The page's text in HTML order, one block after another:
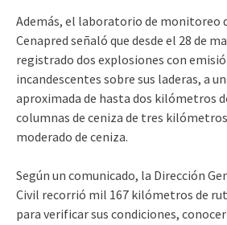
Además, el laboratorio de monitoreo
Cenapred señaló que desde el 28 de
registrado dos explosiones con
incandescentes sobre sus laderas, a
aproximada de hasta dos kilómetros
columnas de ceniza de tres
moderado de ceniza.
Según un comunicado, la Dirección
Civil recorrió mil 167 kilómetros de
para verificar sus condiciones,